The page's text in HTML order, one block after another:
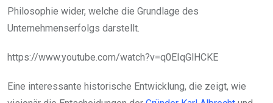
Philosophie wider, welche die Grundlage des
Unternehmenserfolgs darstellt.
https://www.youtube.com/watch?v=q0EIqGlHCKE
Eine interessante historische Entwicklung, die zeigt, wie